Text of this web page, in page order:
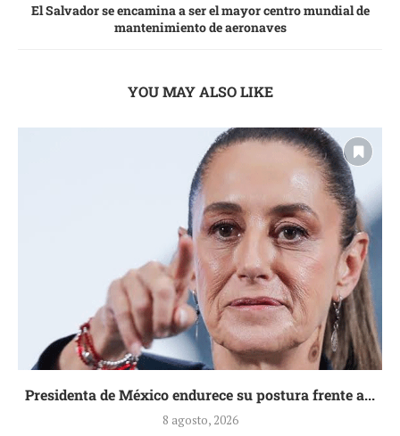
El Salvador se encamina a ser el mayor centro mundial de
mantenimiento de aeronaves
YOU MAY ALSO LIKE
Presidenta de México endurece su postura frente a...
8 agosto, 2026